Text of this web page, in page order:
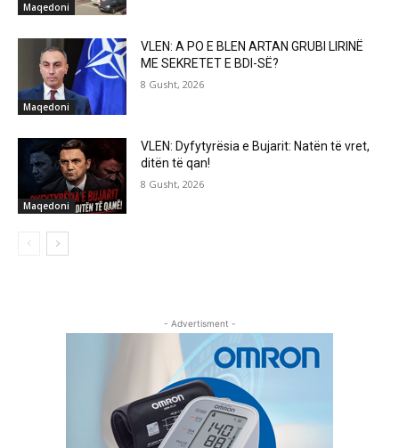
Maqedoni
Maqedoni
VLEN: A PO E BLEN ARTAN GRUBI LIRINË
ME SEKRETET E BDI-SË?
8 Gusht, 2026
Maqedoni
VLEN: Dyfytyrësia e Bujarit: Natën të vret,
ditën të qan!
8 Gusht, 2026
- Advertisment -